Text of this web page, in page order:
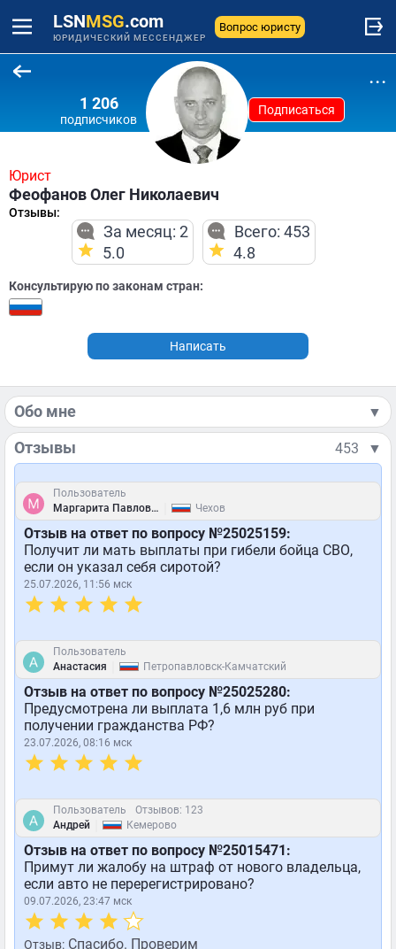
LSNMSG.com
ЮРИДИЧЕСКИЙ МЕССЕНДЖЕР
Вопрос юристу
1 206
подписчиков
Подписаться
...
Юрист
Феофанов Олег Николаевич
Отзывы:
За месяц: 2
5.0
Всего: 453
4.8
Консультирую по законам стран:
Написать
Обо мне ▼
Отзывы 453 ▼
Пользователь
Маргарита Павловна
Чехов
Отзыв на ответ по вопросу №25025159:
Получит ли мать выплаты при гибели бойца СВО,
если он указал себя сиротой?
25.07.2026, 11:56 мск
Пользователь
Анастасия
Петропавловск-Камчатский
Отзыв на ответ по вопросу №25025280:
Предусмотрена ли выплата 1,6 млн руб при
получении гражданства РФ?
23.07.2026, 08:16 мск
Пользователь
Отзывов: 123
Андрей
Кемерово
Отзыв на ответ по вопросу №25015471:
Примут ли жалобу на штраф от нового владельца,
если авто не перерегистрировано?
09.07.2026, 23:47 мск
Отзыв: Спасибо. Проверим